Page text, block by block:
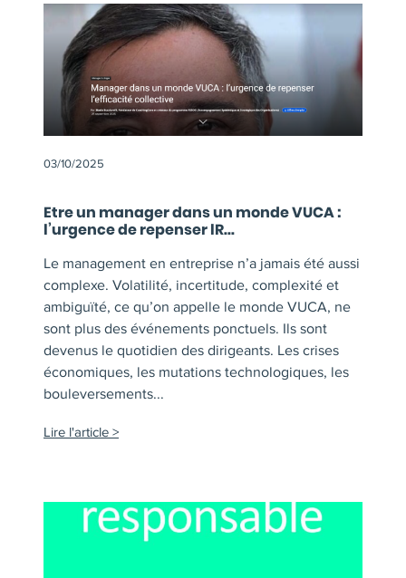
03/10/2025
Etre un manager dans un monde VUCA :
l’urgence de repenser lR...
Le management en entreprise n’a jamais été aussi
complexe. Volatilité, incertitude, complexité et
ambiguïté, ce qu’on appelle le monde VUCA, ne
sont plus des événements ponctuels. Ils sont
devenus le quotidien des dirigeants. Les crises
économiques, les mutations technologiques, les
bouleversements...
Lire l'article